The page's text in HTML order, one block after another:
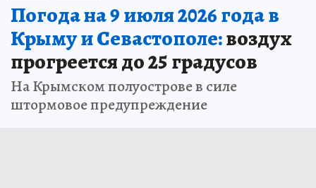
Погода на 9 июля 2026 года в
Крыму и Севастополе:воздух
прогреется до 25 градусов
На Крымском полуострове в силе
штормовое предупреждение